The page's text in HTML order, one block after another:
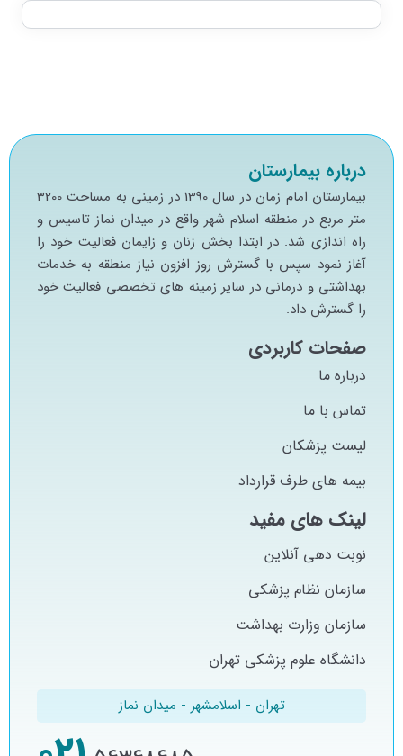
درباره بیمارستان
بيمارستان امام زمان در سال 1390 در زميني به مساحت 3200
متر مربع در منطقه اسلام شهر واقع در ميدان نماز تاسيس و
راه اندازي شد. در ابتدا بخش زنان و زايمان فعاليت خود را
آغاز نمود سپس با گسترش روز افزون نياز منطقه به خدمات
بهداشتي و درماني در ساير زمينه هاي تخصصي فعاليت خود
را گسترش داد.
صفحات کاربردی
درباره ما
تماس با ما
لیست پزشکان
بیمه های طرف قرارداد
لینک های مفید
نوبت دهی آنلاین
سازمان نظام پزشکی
سازمان وزارت بهداشت
دانشگاه علوم پزشکی تهران
تهران - اسلامشهر - میدان نماز